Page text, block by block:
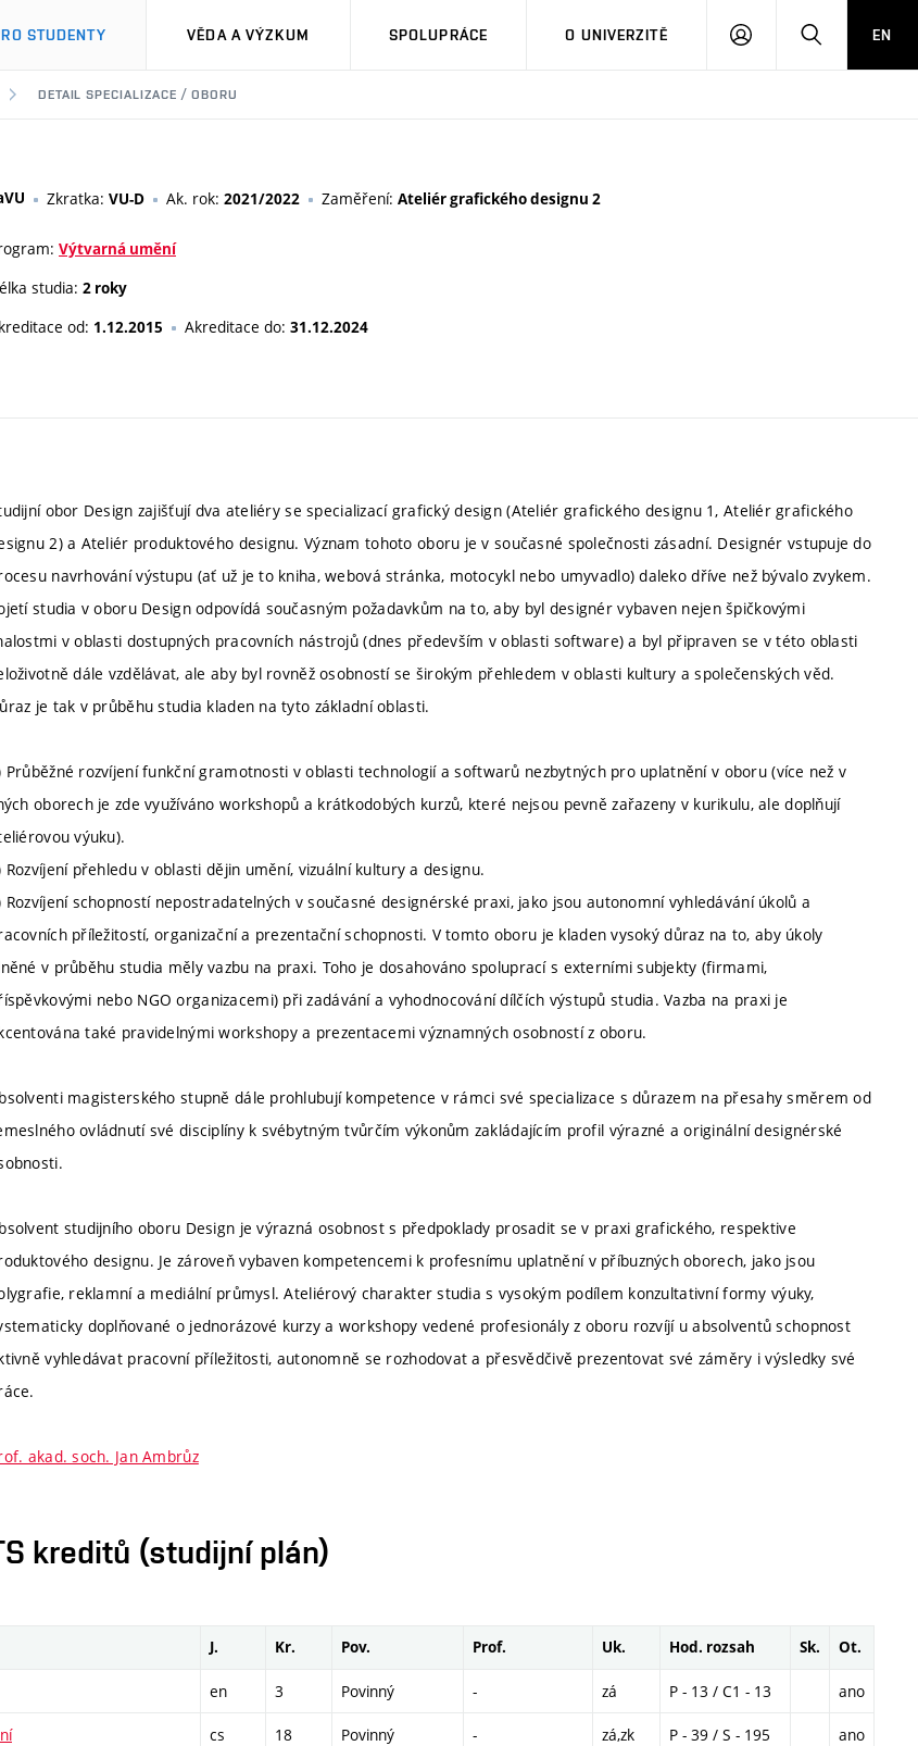
STUDENTY VĚDA A VÝZKUM SPOLUPRÁCE O UNIVERZITĚ
PŘIHLÁSIT HLEDATEN
DETAIL SPECIALIZACE / OBORU
Zkratka: VU-D Ak. rok: 2021/2022 Zaměření: Ateliér grafického designu 2
Výtvarná umění
studia: 2 roky
od: 1.12.2015 Akreditace do: 31.12.2024
obor Design zajišťují dva ateliéry se specializací grafický design (Ateliér grafického designu 1, Ateliér grafického
2) a Ateliér produktového designu. Význam tohoto oboru je v současné společnosti zásadní. Designér vstupuje do
navrhování výstupu (ať už je to kniha, webová stránka, motocykl nebo umyvadlo) daleko dříve než bývalo zvykem.
studia v oboru Design odpovídá současným požadavkům na to, aby byl designér vybaven nejen špičkovými
v oblasti dostupných pracovních nástrojů (dnes především v oblasti software) a byl připraven se v této oblasti
dále vzdělávat, ale aby byl rovněž osobností se širokým přehledem v oblasti kultury a společenských věd.
je tak v průběhu studia kladen na tyto základní oblasti.
Průběžné rozvíjení funkční gramotnosti v oblasti technologií a softwarů nezbytných pro uplatnění v oboru (více než v
oborech je zde využíváno workshopů a krátkodobých kurzů, které nejsou pevně zařazeny v kurikulu, ale doplňují
výuku).
Rozvíjení přehledu v oblasti dějin umění, vizuální kultury a designu.
Rozvíjení schopností nepostradatelných v současné designérské praxi, jako jsou autonomní vyhledávání úkolů a
příležitostí, organizační a prezentační schopnosti. V tomto oboru je kladen vysoký důraz na to, aby úkoly
v průběhu studia měly vazbu na praxi. Toho je dosahováno spoluprací s externími subjekty (firmami,
nebo NGO organizacemi) při zadávání a vyhodnocování dílčích výstupů studia. Vazba na praxi je
také pravidelnými workshopy a prezentacemi významných osobností z oboru.
magisterského stupně dále prohlubují kompetence v rámci své specializace s důrazem na přesahy směrem od
ovládnutí své disciplíny k svébytným tvůrčím výkonům zakládajícím profil výrazné a originální designérské
studijního oboru Design je výrazná osobnost s předpoklady prosadit se v praxi grafického, respektive
designu. Je zároveň vybaven kompetencemi k profesnímu uplatnění v příbuzných oborech, jako jsou
reklamní a mediální průmysl. Ateliérový charakter studia s vysokým podílem konzultativní formy výuky,
doplňované o jednorázové kurzy a workshopy vedené profesionály z oboru rozvíjí u absolventů schopnost
vyhledávat pracovní příležitosti, autonomně se rozhodovat a přesvědčivě prezentovat své záměry i výsledky své
akad. soch. Jan Ambrůz
kreditů (studijní plán)
J. Kr. Pov. Prof. Uk. Hod. rozsah Sk. Ot.
en 3 Povinný - zá P - 13 / C1 - 13 ano
cs 18 Povinný - zá,zk P - 39 / S - 195 ano